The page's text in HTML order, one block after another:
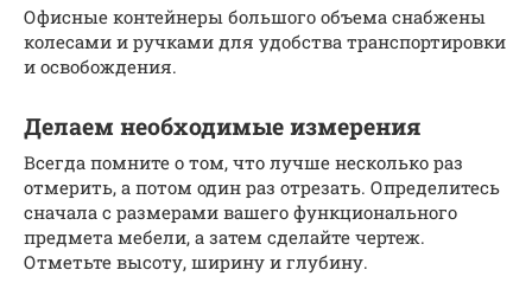
Офисные контейнеры большого объема снабжены
колесами и ручками для удобства транспортировки
и освобождения.
Делаем необходимые измерения
Всегда помните о том, что лучше несколько раз
отмерить, а потом один раз отрезать. Определитесь
сначала с размерами вашего функционального
предмета мебели, а затем сделайте чертеж.
Отметьте высоту, ширину и глубину.